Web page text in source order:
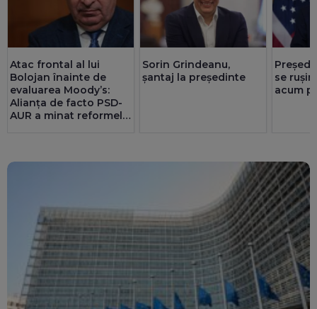
Atac frontal al lui
Bolojan înainte de
evaluarea Moody’s:
Alianța de facto PSD-
AUR a minat reformele
Sorin Grindeanu,
șantaj la președinte
se
acum